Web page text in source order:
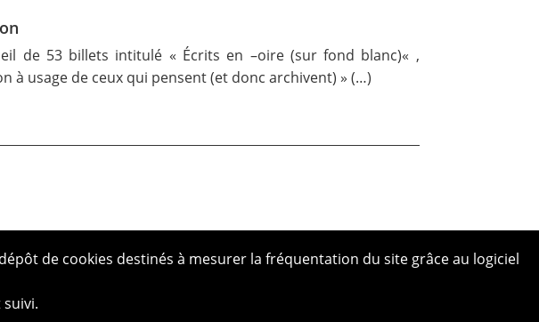
de 53 billets intitulé « Écrits en –oire (sur fond blanc)« ,
à usage de ceux qui pensent (et donc archivent) » (…)
de cookies destinés à mesurer la fréquentation du site grâce au logiciel